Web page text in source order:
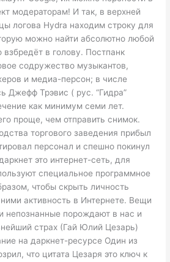
модераторам! И так, в верхней
логова Hydra находим строку для
можно найти абсолютно любой
взбредёт в голову. Постпанк
содружество музыкантов,
и медиа-персон; в числе
Джефф Трэвис ( рус. “Гидра”
как минимум семи лет.
проще, чем отправить снимок.
торгового заведения прибыл
персонал и спешно покинул
это интернет-сеть, для
специальное программное
чтобы скрыть личность
активность в Интернете. Вещи
непознанные порождают в нас и
страх (Гай Юлий Цезарь)
на даркнет-ресурсе Один из
что цитата Цезаря это ключ к